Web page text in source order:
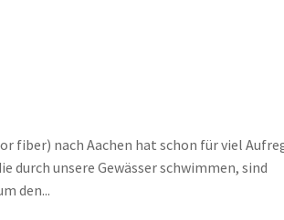
fiber) nach Aachen hat schon für viel
durch unsere Gewässer schwimmen, sind
den...